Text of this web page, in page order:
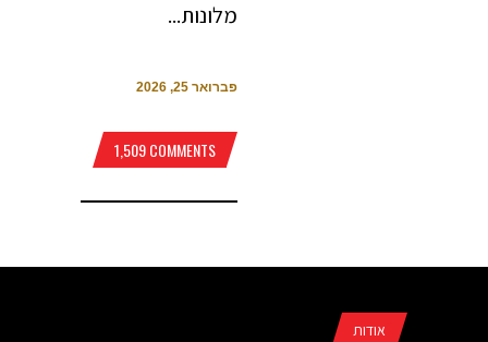
מלונות...
פברואר 25, 2026
1,509 COMMENTS
אודות